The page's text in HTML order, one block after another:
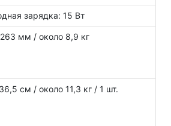
зарядка: 15 Вт
мм / около 8,9 кг
см / около 11,3 кг / 1 шт.